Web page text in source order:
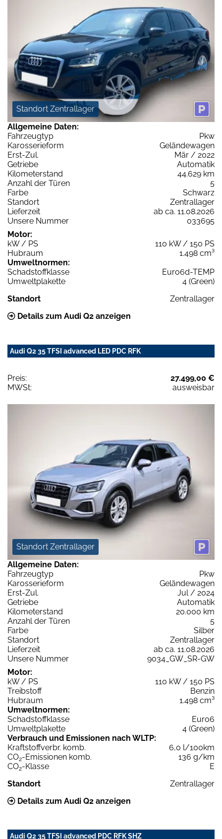
Standort Zentrallager
Allgemeine Daten:
Fahrzeugtyp
Pkw
Karosserieform
Geländewagen
Erst-Zul.
Mär / 2022
Getriebe
Automatik
Kilometerstand
44.629 km
Anzahl der Türen
5
Farbe
Schwarz
Standort
Zentrallager
Lieferzeit
ab ca. 11.08.2026
Unsere Nummer
033695
Motor:
kW / PS
110 kW / 150 PS
Hubraum
1.498 cm³
Umweltnormen:
Schadstoffklasse
Euro6d-TEMP
Umweltplakette
4 (Green)
Standort
Zentrallager
Details zum Audi Q2 anzeigen
Audi Q2 35 TFSI advanced LED PDC RFK
Preis:
27.499,00 €
MWSt:
ausweisbar
Standort Zentrallager
Allgemeine Daten:
Fahrzeugtyp
Pkw
Karosserieform
Geländewagen
Erst-Zul.
Jul / 2024
Getriebe
Automatik
Kilometerstand
20.000 km
Anzahl der Türen
5
Farbe
Silber
Standort
Zentrallager
Lieferzeit
ab ca. 11.08.2026
Unsere Nummer
9034_GW_SR-GW
Motor:
kW / PS
110 kW / 150 PS
Treibstoff
Benzin
Hubraum
1.498 cm³
Umweltnormen:
Schadstoffklasse
Euro6
Umweltplakette
4 (Green)
Verbrauch und Emissionen nach WLTP:
Kraftstoffverbr. komb.
6,0 l/100km
CO2-Emissionen komb.
136 g/km
CO2-Klasse
E
Standort
Zentrallager
Details zum Audi Q2 anzeigen
Audi Q2 35 TFSI advanced PDC RFK SHZ